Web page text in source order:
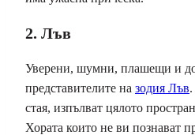
2. Лъв
Уверени, шумни, плашещи и
представителите на зодия Лъв
стая, изпълват цялото
Хората които не ви познават